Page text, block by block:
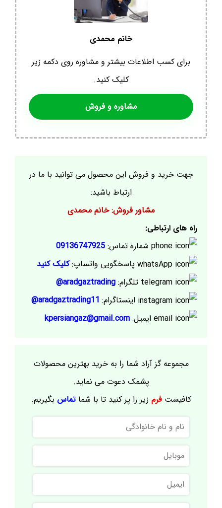
خانم محمدی
برای کسب اطلاعات بیشتر و مشاوره روی دکمه زیر
کلیک کنید.
مشاوره و فروش
جهت خرید و فروش این محصول می توانید با ما در
ارتباط باشید:
مشاور فروش: خانم محمدی
راه های ارتباطی:
شماره تماس: 09136747925
پاسخگویی واتساپ:کلیک کنید
تلگرام: aradgaztrading@
اینستاگرام: aradgaztrading11@
ایمیل: kpersiangaz@gmail.com
مجموعه گز آراد شما را به خرید بهترین محصولات
پشمک دعوت می نماید.
کافیستفرم زیر را پر کنید تا با شماتماس بگیریم.
نام
و
نام
خانوادگی
موبایل
ایمیل